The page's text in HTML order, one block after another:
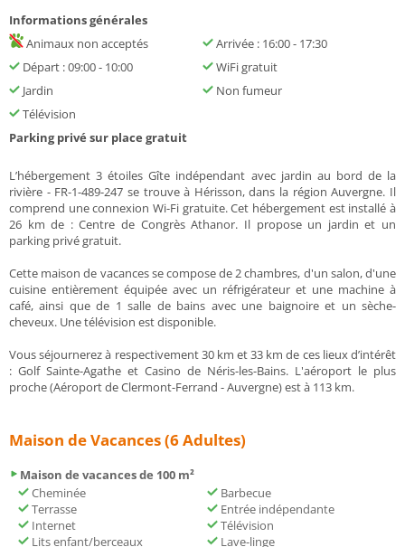
Informations générales
Animaux non acceptés
Arrivée : 16:00 - 17:30
Départ : 09:00 - 10:00
WiFi gratuit
Jardin
Non fumeur
Télévision
Parking privé sur place gratuit
L’hébergement 3 étoiles Gîte indépendant avec jardin au bord de la
rivière - FR-1-489-247 se trouve à Hérisson, dans la région Auvergne. Il
comprend une connexion Wi-Fi gratuite. Cet hébergement est installé à
26 km de : Centre de Congrès Athanor. Il propose un jardin et un
parking privé gratuit.
Cette maison de vacances se compose de 2 chambres, d'un salon, d'une
cuisine entièrement équipée avec un réfrigérateur et une machine à
café, ainsi que de 1 salle de bains avec une baignoire et un sèche-
cheveux. Une télévision est disponible.
Vous séjournerez à respectivement 30 km et 33 km de ces lieux d’intérêt
: Golf Sainte-Agathe et Casino de Néris-les-Bains. L'aéroport le plus
proche (Aéroport de Clermont-Ferrand - Auvergne) est à 113 km.
Maison de Vacances (6 Adultes)
Maison de vacances de 100 m²
Cheminée
Barbecue
Terrasse
Entrée indépendante
Internet
Télévision
Lits enfant/berceaux
Lave-linge